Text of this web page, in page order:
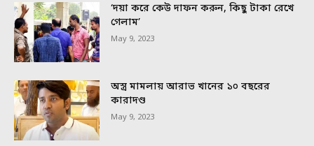
‘দয়া করে কেউ দাফন করুন, কিছু টাকা রেখে
গেলাম’
May 9, 2023
অস্ত্র মামলায় আরাভ খানের ১০ বছরের
কারাদণ্ড
May 9, 2023